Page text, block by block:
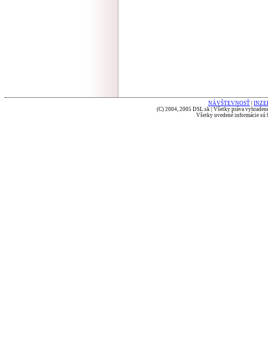
NÁVŠTEVNOSŤ
(C) 2004, 2005 DSL.sk | Všetky práva
Všetky uvedené informácie sú